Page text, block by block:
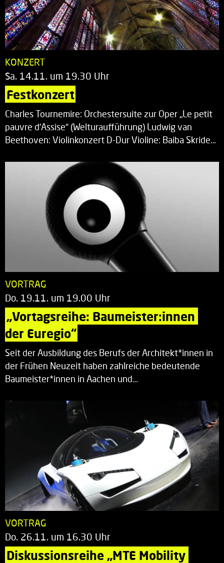
KONZERT
Sa. 14.11. um 19.30 Uhr
Festkonzert
Charles Tournemire: Orchestersuite zur Oper „Le petit
pauvre d’Assise“ (Welturaufführung) Ludwig van
Beethoven: Violinkonzert D-Dur Violine: Baiba Skride…
VORTRAG
Do. 19.11. um 19.00 Uhr
„Vortagsreihe: Baumeister:innen
der Euregio“
Seit der Ausbildung des Berufs der Architekt*innen in
der Frühen Neuzeit haben zahlreiche bedeutende
Baumeister*innen in Aachen und…
VORTRAG
Do. 26.11. um 16.30 Uhr
Diskussionsreihe „MTE Mobility